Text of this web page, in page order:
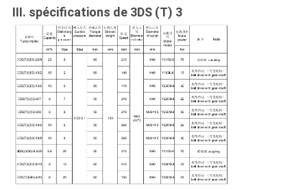
III. spécifications de 3DS (T) 3